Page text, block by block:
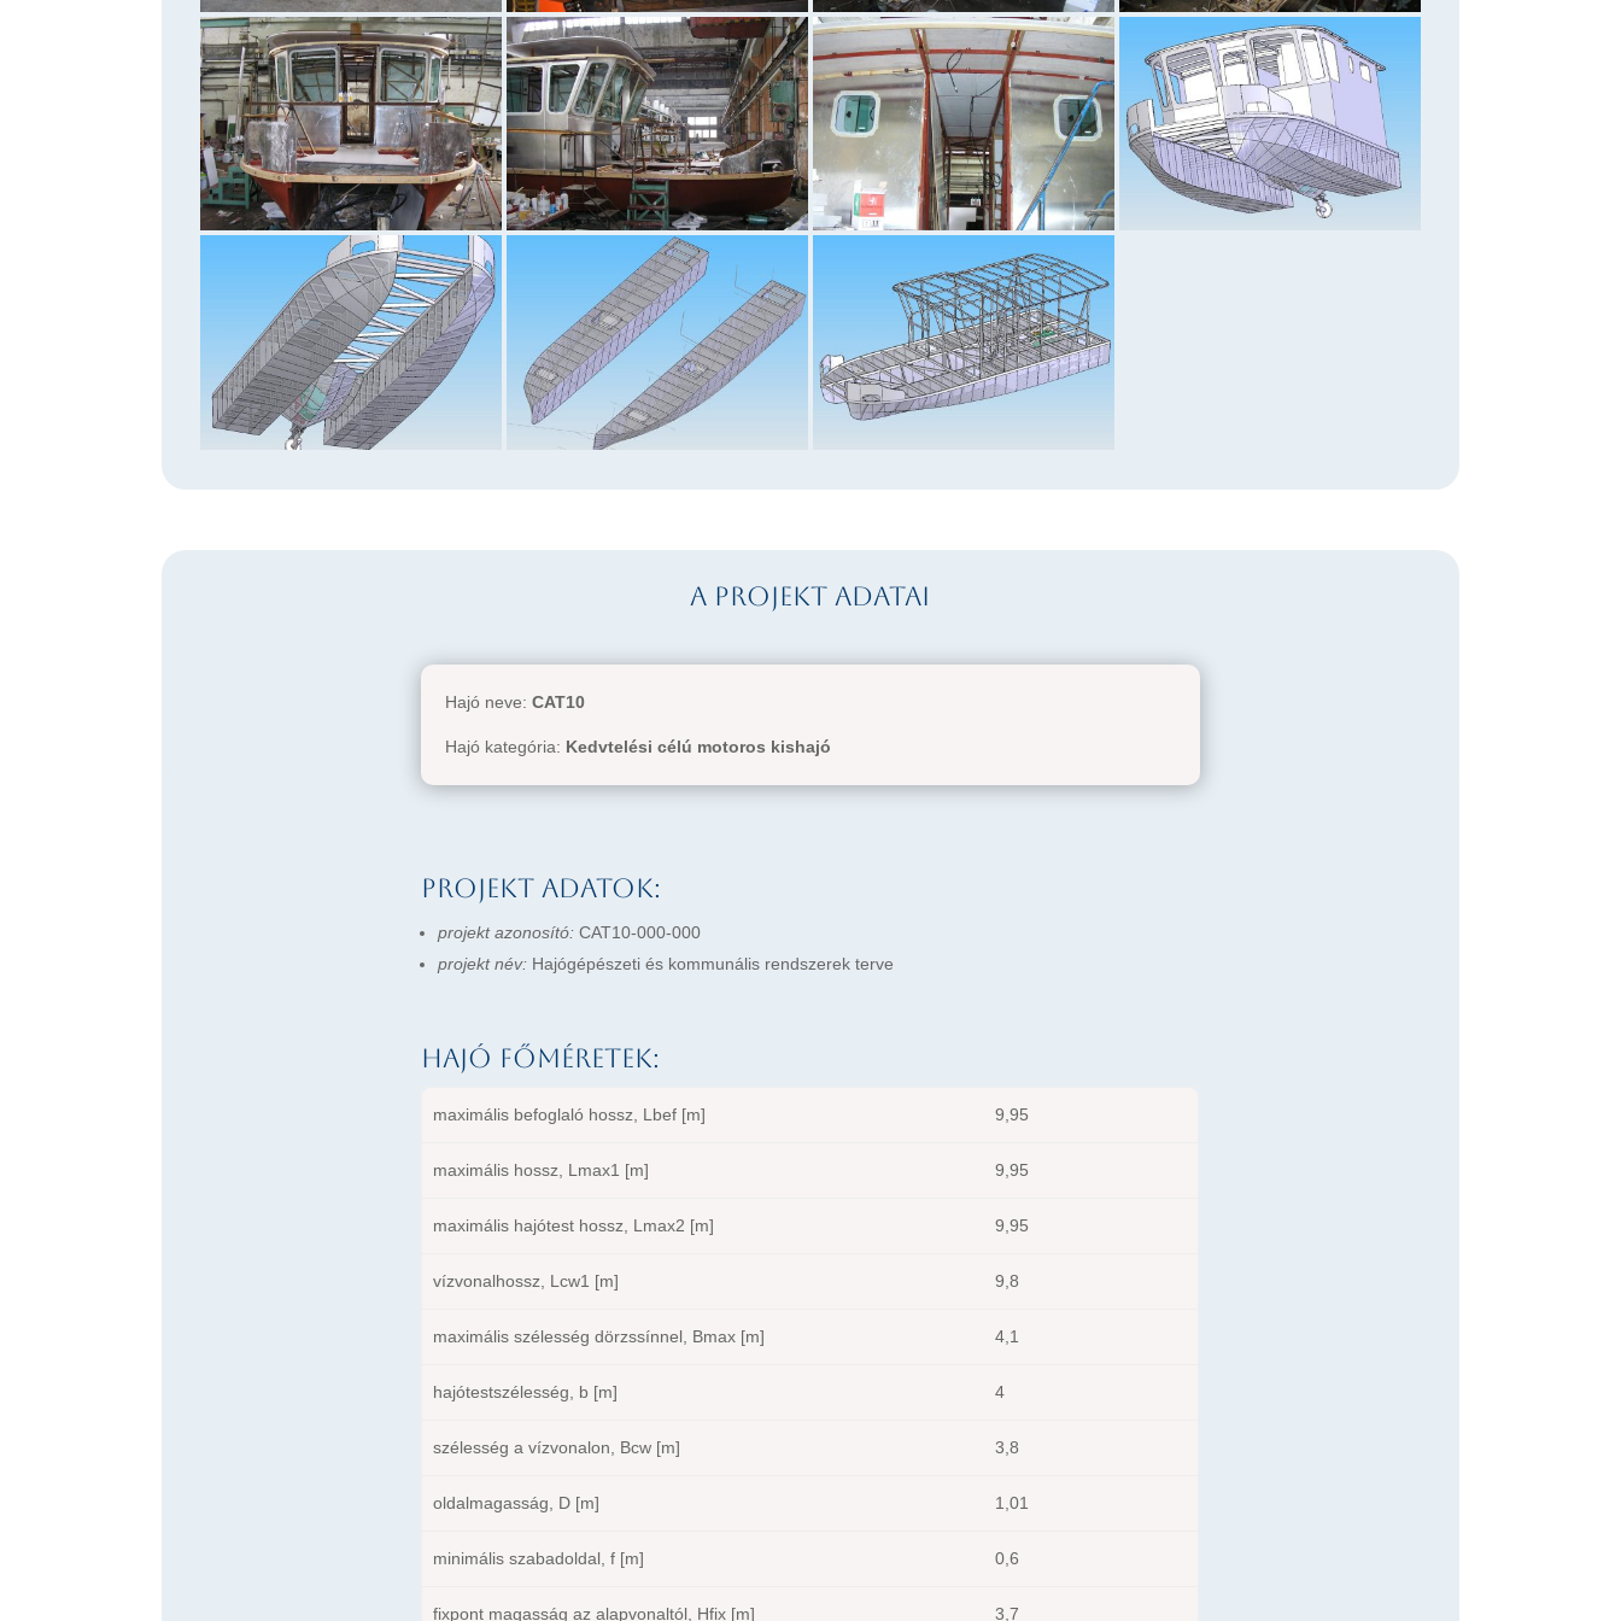
A projekt adatai
Hajó neve:CAT10
Hajó kategória: Kedvtelési célú motoros kishajó
Projekt adatok:
projekt azonosító: CAT10-000-000
projekt név: Hajógépészeti és kommunális rendszerek terve
Hajó főméretek:
maximális befoglaló hossz, Lbef [m] 9,95
maximális hossz, Lmax1 [m] 9,95
maximális hajótest hossz, Lmax2 [m] 9,95
vízvonalhossz, Lcw1 [m] 9,8
maximális szélesség dörzssínnel, Bmax [m] 4,1
hajótestszélesség, b [m] 4
szélesség a vízvonalon, Bcw [m] 3,8
oldalmagasság, D [m] 1,01
minimális szabadoldal, f [m] 0,6
fixpont magasság az alapvonaltól, Hfix [m] 3,7